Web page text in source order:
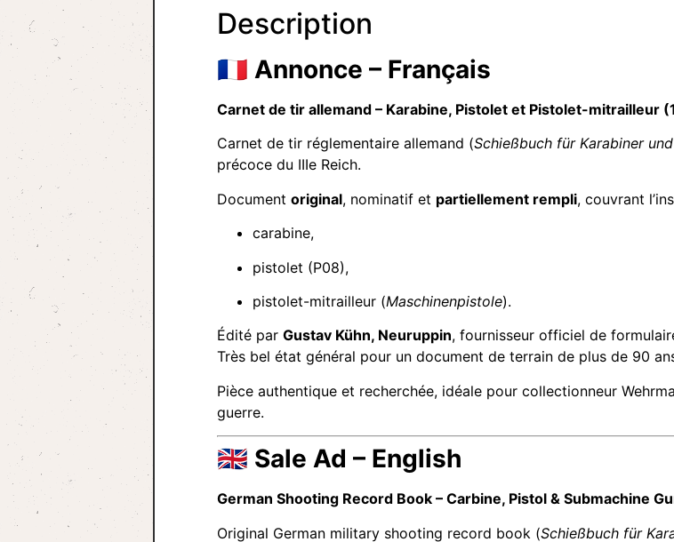
Description
🇫🇷 Annonce – Français
Carnet de tir allemand – Karabine, Pistolet et Pistolet-mitrailleur
Carnet de tir réglementaire allemand (Schießbuch für Karabiner
précoce du IIIe Reich.
Document original, nominatif et partiellement rempli, couvrant
carabine,
pistolet (P08),
pistolet-mitrailleur (Maschinenpistole).
Édité par Gustav Kühn, Neuruppin, fournisseur officiel de
Très bel état général pour un document de terrain de plus de 90
Pièce authentique et recherchée, idéale pour collectionneur
guerre.
🇬🇧 Sale Ad – English
German Shooting Record Book – Carbine, Pistol & Submachine
Original German military shooting record book (Schießbuch für